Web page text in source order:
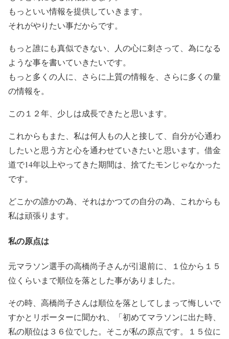
もっといい情報を提供していきます。
それがやりたい事だからです。
もっと誰にも真似できない、人の心に刺さって、為になる
ような事を書いていきたいです。
もっと多くの人に、さらに上質の情報を、さらに多くの量
の情報を。
この１２年、少しは成長できたと思います。
これからもまた、私は何人もの人と接して、自分が心通わ
したいと思う方と心を通わせていきたいと思います。借金
道で14年以上やってきた期間は、捨てたモンじゃなかった
です。
どこかの誰かの為、それはかつての自分の為、 これからも
私は頑張ります。
私の原点は
元マラソン選手の高橋尚子さんが引退前に、１位から１５
位くらいまで順位を落とした事がありました。
その時、高橋尚子さんは順位を落としてしまって悔しいで
すかとリポーターに聞かれ、「初めてマラソンに出た時、
私の順位は３６位でした。そこが私の原点です。１５位に